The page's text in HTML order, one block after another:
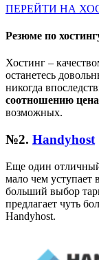
ПЕРЕЙТИ НА
Резюме по
Хостинг –
останетесь
никогда
соотношению
возможных.
№2. Handyhost
Еще один отличный
мало чем уступает
больший выбор
предлагает чуть
Handyhost.